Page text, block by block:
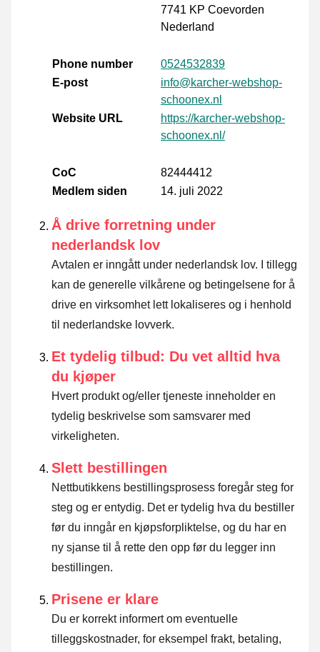
7741 KP Coevorden
Nederland
Phone number
0524532839
E-post
info@karcher-webshop-
schoonex.nl
Website URL
https://karcher-webshop-
schoonex.nl/
CoC
82444412
Medlem siden
14. juli 2022
Å drive forretning under
nederlandsk lov
Avtalen er inngått under nederlandsk lov. I tillegg
kan de generelle vilkårene og betingelsene for å
drive en virksomhet lett lokaliseres og i henhold
til nederlandske lovverk.
Et tydelig tilbud: Du vet alltid hva
du kjøper
Hvert produkt og/eller tjeneste inneholder en
tydelig beskrivelse som samsvarer med
virkeligheten.
Slett bestillingen
Nettbutikkens bestillingsprosess foregår steg for
steg og er entydig. Det er tydelig hva du bestiller
før du inngår en kjøpsforpliktelse, og du har en
ny sjanse til å rette den opp før du legger inn
bestillingen.
Prisene er klare
Du er korrekt informert om eventuelle
tilleggskostnader, for eksempel frakt, betaling,